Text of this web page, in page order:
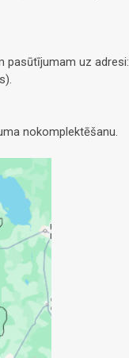
pasūtījumam uz adresi:
nokomplektēšanu.